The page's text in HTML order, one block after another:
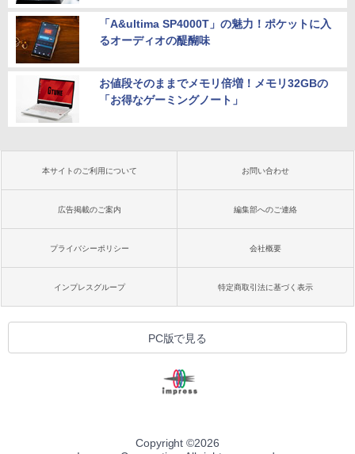
「A&ultima SP4000T」の魅力！ポケットに入
るオーディオの醍醐味
お値段そのままでメモリ倍増！メモリ32GBの
「お得なゲーミングノート」
本サイトのご利用について お問い合わせ
広告掲載のご案内 編集部へのご連絡
プライバシーポリシー 会社概要
インプレスグループ 特定商取引法に基づく表示
PC版で見る
Copyright ©2026